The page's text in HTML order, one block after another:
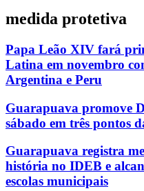
medida protetiva
Papa Leão XIV fará
Latina em novembro
Argentina e Peru
Guarapuava promove
sábado em três pontos
Guarapuava registra
história no IDEB e
escolas municipais